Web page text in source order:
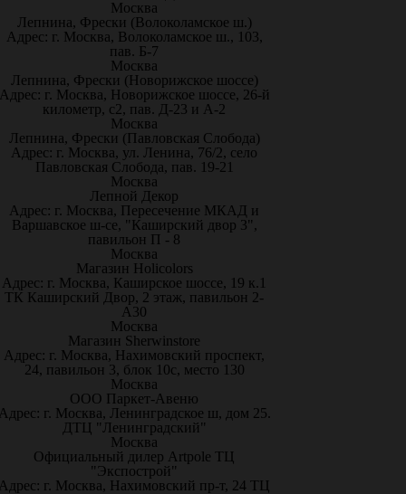
Москва
Лепнина, Фрески (Волоколамское ш.)
Адрес: г. Москва, Волоколамское ш., 103,
пав. Б-7
Москва
Лепнина, Фрески (Новорижское шоссе)
г. Москва, Новорижское шоссе, 26-й
километр, с2, пав. Д-23 и А-2
Москва
Лепнина, Фрески (Павловская Слобода)
Адрес: г. Москва, ул. Ленина, 76/2, село
Павловская Слобода, пав. 19-21
Москва
Лепной Декор
Адрес: г. Москва, Пересечение МКАД и
Варшавское ш-се, "Каширский двор 3",
павильон П - 8
Москва
Магазин Holicolors
Адрес: г. Москва, Каширское шоссе, 19 к.1
ТК Каширский Двор, 2 этаж, павильон 2-
А30
Москва
Магазин Sherwinstore
Адрес: г. Москва, Нахимовский проспект,
24, павильон 3, блок 10с, место 130
Москва
ООО Паркет-Авeню
г. Москва, Ленинградское ш, дом 25.
ДТЦ "Ленинградский"
Москва
Официальный дилер Artpole ТЦ
"Экспострой"
г. Москва, Нахимовский пр-т, 24 ТЦ